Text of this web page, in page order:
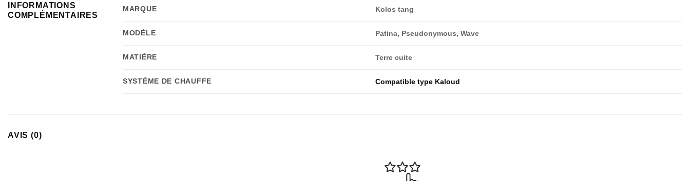
INFORMATIONS
COMPLÉMENTAIRES
MARQUE Kolos tang
MODÈLE Patina, Pseudonymous, Wave
MATIÈRE Terre cuite
SYSTÈME DE CHAUFFE Compatible type Kaloud
AVIS (0)